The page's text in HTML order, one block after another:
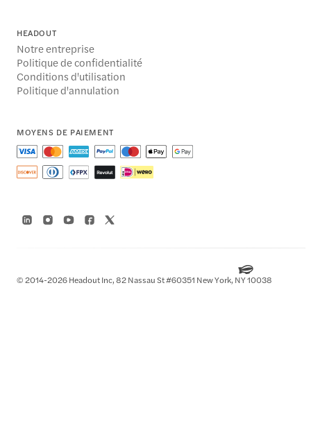
HEADOUT
Notre entreprise
Politique de confidentialité
Conditions d'utilisation
Politique d'annulation
MOYENS DE PAIEMENT
© 2014-2026 Headout Inc, 82 Nassau St #60351 New York, NY 10038